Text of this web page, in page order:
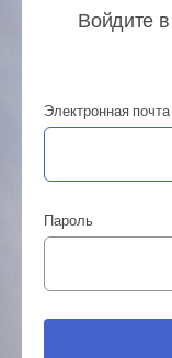
Войдите
Электронная почта
Пароль